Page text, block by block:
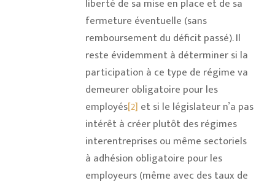
liberté de sa mise en place et de sa
fermeture éventuelle (sans
remboursement du déficit passé). Il
reste évidemment à déterminer si la
participation à ce type de régime va
demeurer obligatoire pour les
employés[2] et si le législateur n’a pas
intérêt à créer plutôt des régimes
interentreprises ou même sectoriels
à adhésion obligatoire pour les
employeurs (même avec des taux de